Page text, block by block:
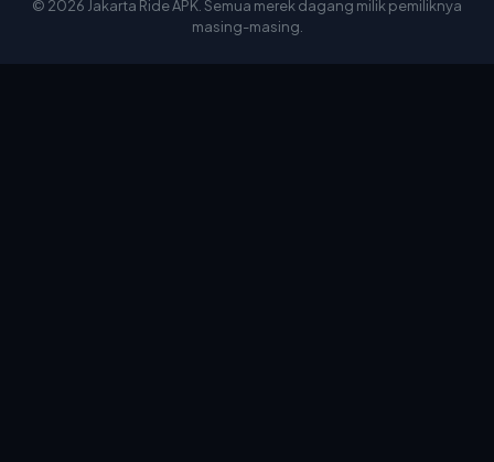
© 2026 Jakarta Ride APK. Semua merek dagang milik pemiliknya
masing-masing.